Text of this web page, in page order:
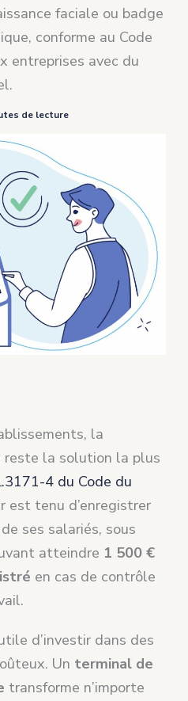
faciale ou badge
conforme au Code
entreprises avec du
de lecture
la
reste la solution la plus
4 du Code du
est tenu d’enregistrer
ses salariés, sous
atteindre 1 500 €
en cas de contrôle
d’investir dans des
Un terminal de
transforme n’importe